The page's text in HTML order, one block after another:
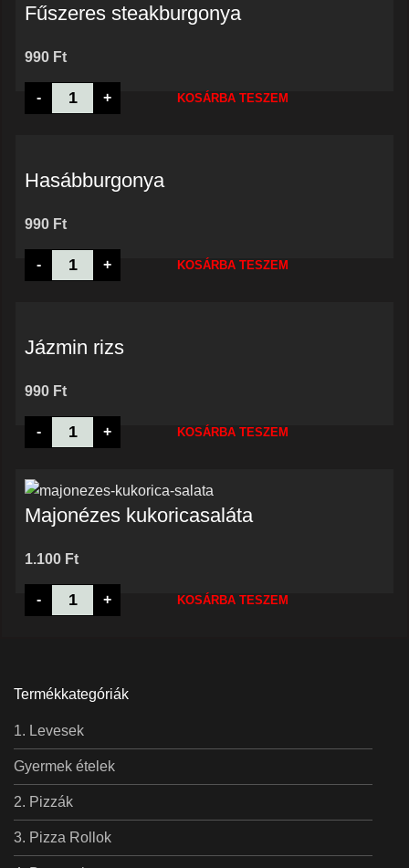
Termékkategóriák
Levesek
Gyermek ételek
Pizzák
Pizza Rollok
Fűszeres steakburgonya
990 Ft
-
Fűszeres
steakburgonya
mennyiség
+ KOSÁRBA TESZEM
Hasábburgonya
990 Ft
-
Hasábburgonya
mennyiség
+ KOSÁRBA TESZEM
Jázmin rizs
990 Ft
-
Jázmin
rizs
mennyiség
+ KOSÁRBA TESZEM
Majonézes kukoricasaláta
1.100 Ft
-
Majonézes
kukoricasaláta
mennyiség
+ KOSÁRBA TESZEM